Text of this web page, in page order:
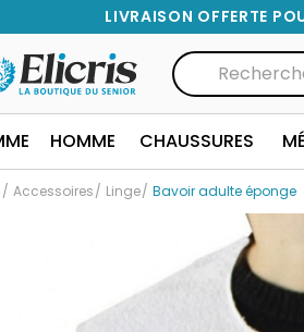
LIVRAISON OFFERTE
HOMME CHAUSSURES
Accessoires Linge Bavoir adulte éponge